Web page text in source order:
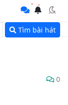
Tìm bài hát
0